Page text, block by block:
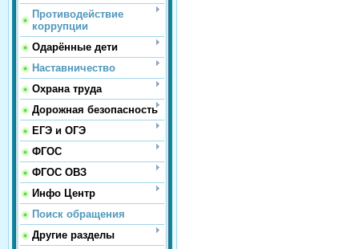
Противодействие
коррупции
Одарённые дети
Наставничество
Охрана труда
Дорожная безопасность
ЕГЭ и ОГЭ
ФГОС
ФГОС ОВЗ
Инфо Центр
Поиск обращения
Другие разделы